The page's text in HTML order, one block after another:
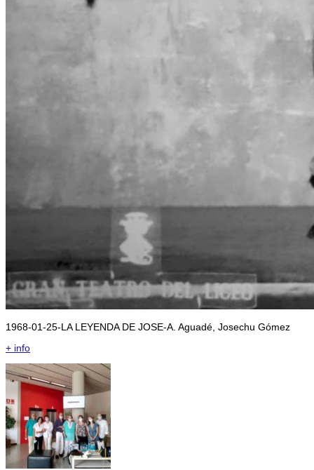
1968-01-25-LA LEYENDA DE JOSE-A. Aguadé, Josechu Gómez
+ info